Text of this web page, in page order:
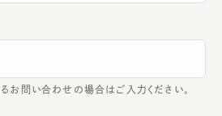
お問い合わせの場合はご入力ください。